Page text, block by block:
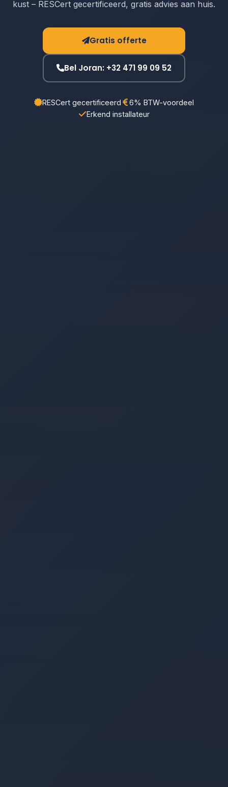
kust – RESCert gecertificeerd, gratis advies aan huis.
Gratis offerte
Bel Joran: +32 471 99 09 52
RESCert gecertificeerd
6% BTW-voordeel
Erkend installateur